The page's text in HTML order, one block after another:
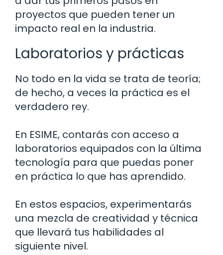
proyectos que pueden tener un
impacto real en la industria.
Laboratorios y prácticas
No todo en la vida se trata de teoría;
de hecho, a veces la práctica es el
verdadero rey.
En ESIME, contarás con acceso a
laboratorios equipados con la última
tecnología para que puedas poner
en práctica lo que has aprendido.
En estos espacios, experimentarás
una mezcla de creatividad y técnica
que llevará tus habilidades al
siguiente nivel.